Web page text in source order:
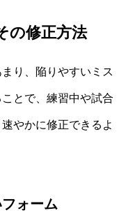
の修正方法
り、陥りやすいミス
とで、練習中や試合
やかに修正できるよ
ォーム